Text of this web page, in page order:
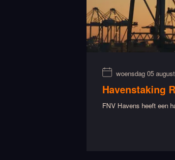
woensdag 05
Havenstaking
FNV Havens heeft een